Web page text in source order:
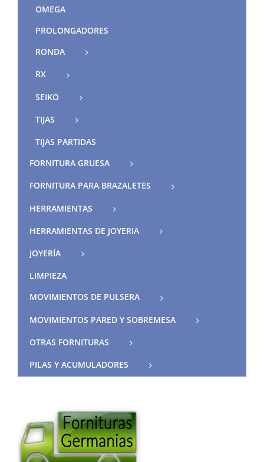
OMEGA
PROLONGADORES
RONDA
RX
SEIKO
TIJAS
TIJAS PARTIDAS
FORNITURA GRUESA
FORNITURA PARA BRAZALETES
HERRAMIENTAS
HERRAMIENTAS DE JOYERIA
JOYERÍA
LIMPIEZA
MOVIMIENTOS DE PULSERA
MOVIMIENTOS PARED Y SOBREMESA
OTRAS FORNITURAS
PILAS Y ACUMULADORES